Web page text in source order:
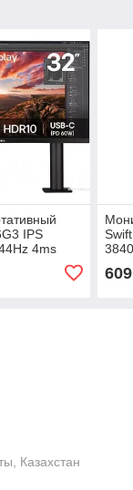
IPS
4ms
2xUSB-C
DP
Казахстан